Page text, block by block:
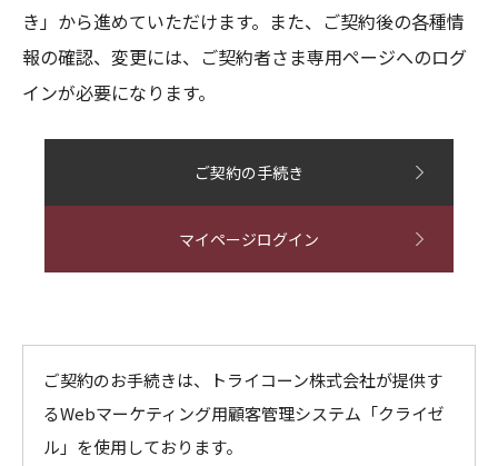
き」から進めていただけます。また、ご契約後の各種情
報の確認、変更には、ご契約者さま専用ページへのログ
インが必要になります。
ご契約の手続き
マイページログイン
ご契約のお手続きは、トライコーン株式会社が提供す
るWebマーケティング用顧客管理システム「クライゼ
ル」を使用しております。